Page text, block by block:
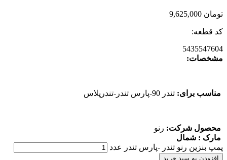
تومان
کد قطعه:
5435547604
مشخصات:
مناسب برای: تندر 90-پارس تندر-تندرپلاس
محصول شرکت: رنو
مارک : شمال
پمپ بنزین رنو تندر -پارس تندر عدد
افزودن به سبد خرید